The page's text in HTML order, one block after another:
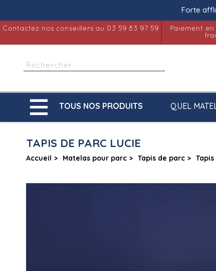
Forte
Contactez nos conseillers au 03 59 83 97 59
Paiement
 TOUS NOS PRODUITS QUEL
TAPIS DE PARC LUCIE
Accueil Matelas pour parc Tapis de parc